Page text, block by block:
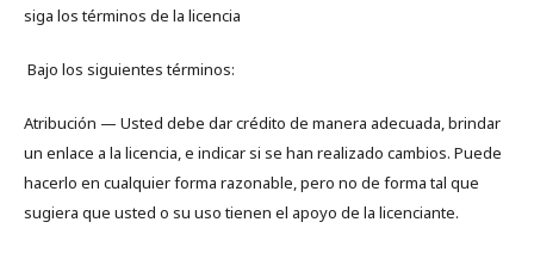
siga los términos de la licencia
Bajo los siguientes términos:
Atribución — Usted debe dar crédito de manera adecuada, brindar
un enlace a la licencia, e indicar si se han realizado cambios. Puede
hacerlo en cualquier forma razonable, pero no de forma tal que
sugiera que usted o su uso tienen el apoyo de la licenciante.